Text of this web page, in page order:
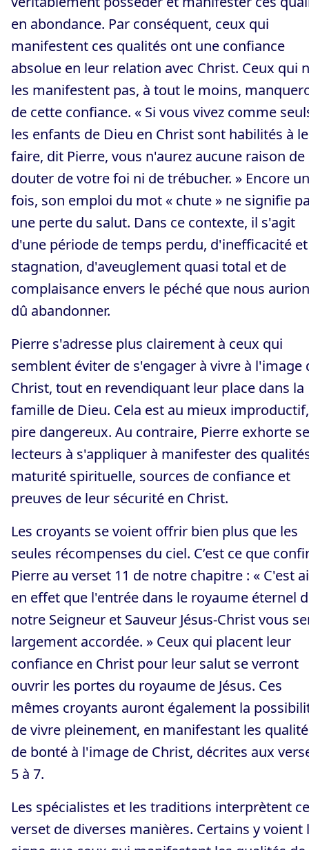
en abondance. Par conséquent, ceux qui
manifestent ces qualités ont une confiance
absolue en leur relation avec Christ. Ceux qui
les manifestent pas, à tout le moins,
de cette confiance. « Si vous vivez comme
les enfants de Dieu en Christ sont habilités à le
faire, dit Pierre, vous n'aurez aucune raison de
douter de votre foi ni de trébucher. » Encore
fois, son emploi du mot « chute » ne signifie
une perte du salut. Dans ce contexte, il s'agit
d'une période de temps perdu, d'inefficacité
stagnation, d'aveuglement quasi total et de
complaisance envers le péché que nous
dû abandonner.
Pierre s'adresse plus clairement à ceux qui
semblent éviter de s'engager à vivre à l'image
Christ, tout en revendiquant leur place dans la
famille de Dieu. Cela est au mieux
pire dangereux. Au contraire, Pierre exhorte
lecteurs à s'appliquer à manifester des
maturité spirituelle, sources de confiance et
preuves de leur sécurité en Christ.
Les croyants se voient offrir bien plus que les
seules récompenses du ciel. C’est ce que
Pierre au verset 11 de notre chapitre : « C'est
en effet que l'entrée dans le royaume éternel
notre Seigneur et Sauveur Jésus-Christ vous
largement accordée. » Ceux qui placent leur
confiance en Christ pour leur salut se verront
ouvrir les portes du royaume de Jésus. Ces
mêmes croyants auront également la
de vivre pleinement, en manifestant les
de bonté à l'image de Christ, décrites aux
5 à 7.
Les spécialistes et les traditions interprètent ce
verset de diverses manières. Certains y voient